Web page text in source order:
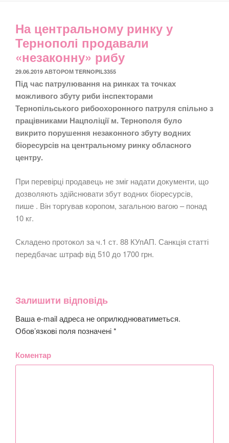
На центральному ринку у
Тернополі продавали
«незаконну» рибу
ОПУБЛІКОВАНО
29.06.2019 АВТОРОМ TERNOPIL3355
Під час патрулювання на ринках та точках
можливого збуту риби інспекторами
Тернопільського рибоохоронного патруля спільно з
працівниками Нацполіції м. Тернополя було
викрито порушення незаконного збуту водних
біоресурсів на центральному ринку обласного
центру.
При перевірці продавець не зміг надати документи, що
дозволяють здійснювати збут водних біоресурсів,
пише . Він торгував коропом, загальною вагою – понад
10 кг.
Складено протокол за ч.1 ст. 88 КУпАП. Санкція статті
передбачає штраф від 510 до 1700 грн.
Залишити відповідь
Ваша e-mail адреса не оприлюднюватиметься.
Обов’язкові поля позначені*
Коментар